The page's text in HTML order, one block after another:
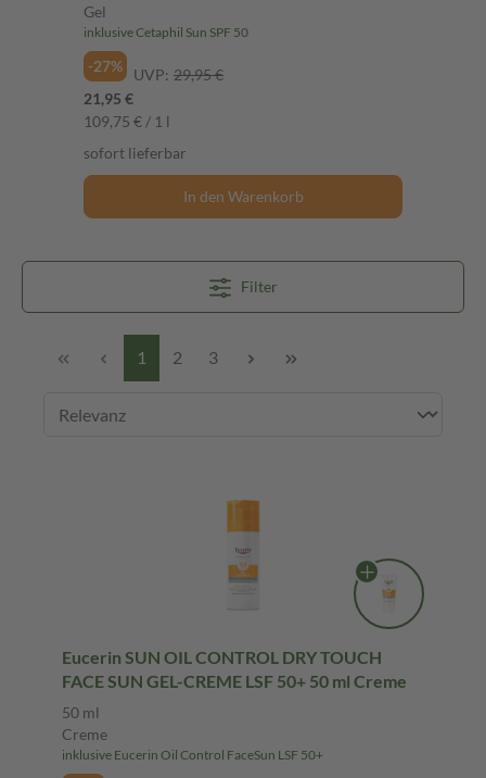
Gel
inklusive Cetaphil Sun SPF 50
-27% UVP: 29,95 €
21,95 €
109,75 € / 1 l
sofort lieferbar
In den Warenkorb
Filter
1 2 3
Eucerin SUN OIL CONTROL DRY TOUCH
FACE SUN GEL-CREME LSF 50+ 50 ml Creme
50 ml
Creme
inklusive Eucerin Oil Control FaceSun LSF 50+